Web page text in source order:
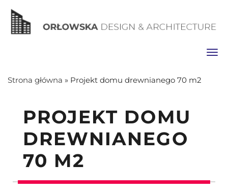
Strona główna » Projekt domu drewnianego 70 m2
PROJEKT DOMU
DREWNIANEGO
70 M2